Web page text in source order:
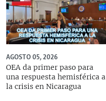
AGOSTO 05, 2026
OEA da primer paso para
una respuesta hemisférica a
la crisis en Nicaragua